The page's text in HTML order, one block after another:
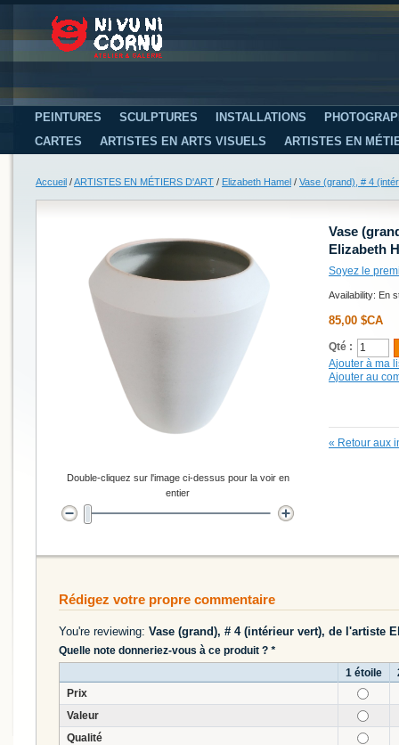
PEINTURES SCULPTURES INSTALLATIONS
CARTES
ARTISTES EN ARTS VISUELS ARTISTES EN
Accueil /ARTISTES EN MÉTIERS D'ART / Elizabeth Hamel / Vase (grand), # 4
Vase
Elizabeth
Soyez le
Availability: En
85,00 $CA
Qté :
Ajouter à ma
Ajouter au
« Retour aux
Double-cliquez sur l'image ci-dessus pour la voir en
entier
Rédigez votre propre commentaire
You're reviewing: Vase (grand), # 4 (intérieur vert), de l'artiste
Quelle note donneriez-vous à ce produit ? *
1 étoile
Prix
Valeur
Qualité